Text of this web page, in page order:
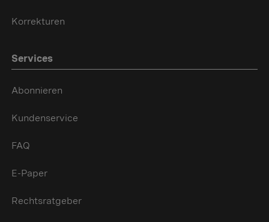
Korrekturen
Services
Abonnieren
Kundenservice
FAQ
E-Paper
Rechtsratgeber